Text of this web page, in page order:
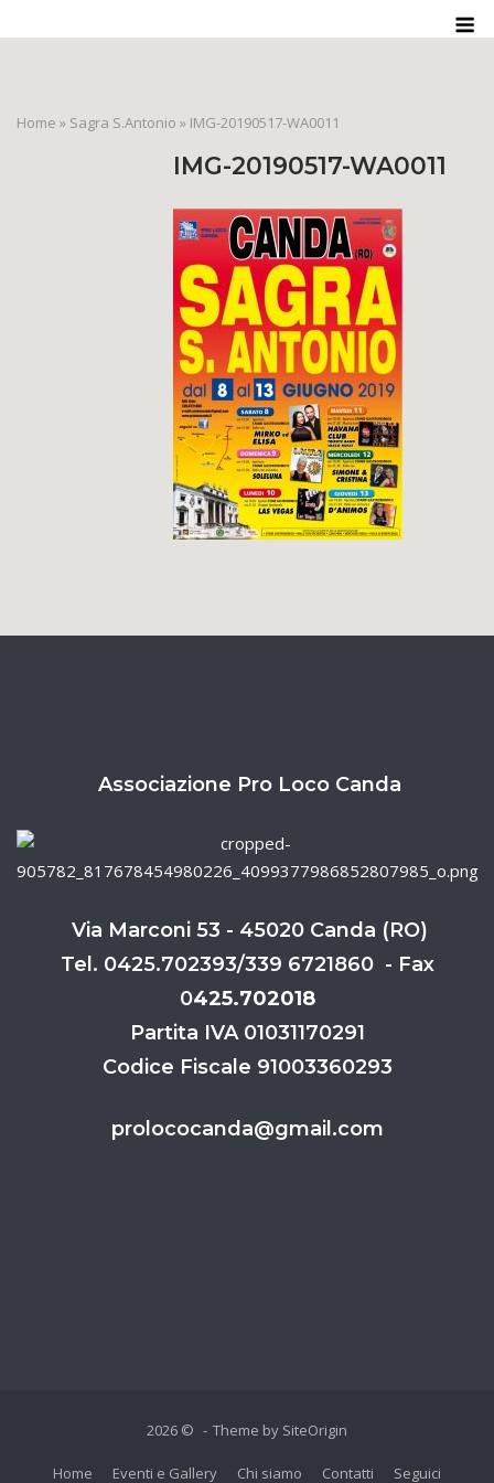
to
Home » Sagra S.Antonio » IMG-20190517-WA0011
IMG-20190517-WA0011
Associazione Pro Loco Canda
Via Marconi 53 - 45020 Canda (RO)
Tel. 0425.702393/339 6721860 - Fax
0425.702018
Partita IVA 01031170291
Codice Fiscale 91003360293
prolococanda@gmail.com
2026 © Theme by SiteOrigin
Home Eventi e Gallery Chi siamo Contatti Seguici